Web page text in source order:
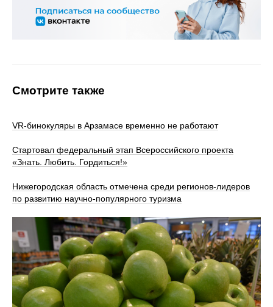
Смотрите также
VR‑бинокуляры в Арзамасе временно не работают
Стартовал федеральный этап Всероссийского проекта
«Знать. Любить. Гордиться!»
Нижегородская область отмечена среди регионов-лидеров
по развитию научно-популярного туризма